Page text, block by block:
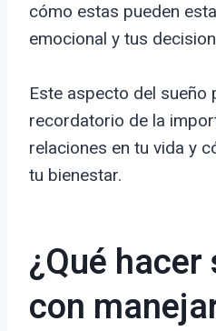
cómo estas pueden
emocional y tus
Este aspecto del sueño
recordatorio de la
relaciones en tu vida y
tu bienestar.
¿Qué
con